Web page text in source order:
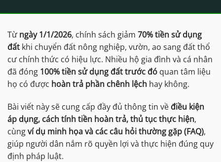
Từ ngày 1/1/2026, chính sách giảm 70% tiền sử dụng
đất khi chuyển đất nông nghiệp, vườn, ao sang đất thổ
cư chính thức có hiệu lực. Nhiều hộ gia đình và cá nhân
đã đóng 100% tiền sử dụng đất trước đó quan tâm liệu
họ có được hoàn trả phần chênh lệch hay không.
Bài viết này sẽ cung cấp đầy đủ thông tin về điều kiện
áp dụng, cách tính tiền hoàn trả, thủ tục thực hiện,
cùngví dụ minh họa và các câu hỏi thường gặp (FAQ),
giúp người dân nắm rõ quyền lợi và thực hiện đúng quy
định pháp luật.